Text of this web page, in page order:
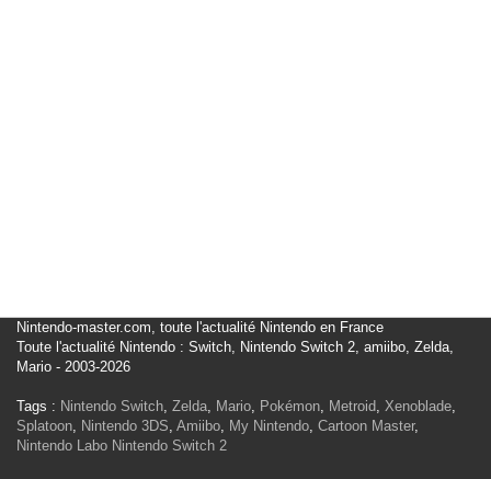
Nintendo-master.com, toute l'actualité Nintendo en France
Toute l'actualité Nintendo : Switch, Nintendo Switch 2, amiibo, Zelda,
Mario - 2003-2026
Tags : Nintendo Switch, Zelda, Mario, Pokémon, Metroid, Xenoblade,
Splatoon, Nintendo 3DS, Amiibo, My Nintendo, Cartoon Master,
Nintendo Labo Nintendo Switch 2